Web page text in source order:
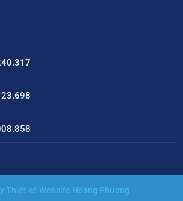
Thiết kế Website Hoàng Phương